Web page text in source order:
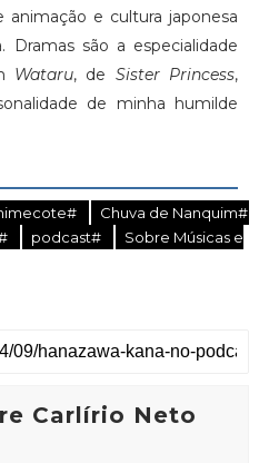
animação e cultura japonesa
Dramas são a especialidade
Wataru, de Sister Princess,
de minha humilde
Chuva de Nanquim#
podcast#
Sobre Músicas e
Carlírio Neto